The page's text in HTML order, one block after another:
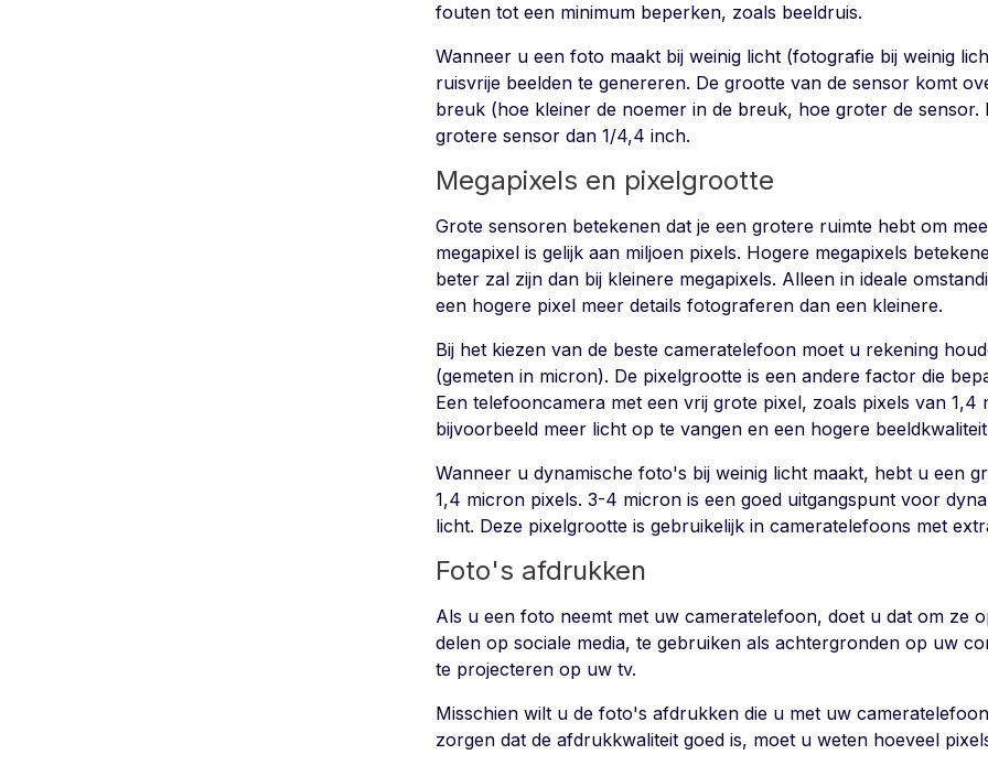
fouten tot een minimum beperken, zoals beeldruis.
Wanneer u een foto maakt bij weinig licht (fotografie bij weinig
ruisvrije beelden te genereren. De grootte van de sensor komt
breuk (hoe kleiner de noemer in de breuk, hoe groter de sensor.
grotere sensor dan 1/4,4 inch.
Megapixels en pixelgrootte
Grote sensoren betekenen dat je een grotere ruimte hebt om
megapixel is gelijk aan miljoen pixels. Hogere megapixels
beter zal zijn dan bij kleinere megapixels. Alleen in ideale
een hogere pixel meer details fotograferen dan een kleinere.
Bij het kiezen van de beste cameratelefoon moet u rekening
(gemeten in micron). De pixelgrootte is een andere factor die
Een telefooncamera met een vrij grote pixel, zoals pixels van 1,4
bijvoorbeeld meer licht op te vangen en een hogere
Wanneer u dynamische foto's bij weinig licht maakt, hebt u een
1,4 micron pixels. 3-4 micron is een goed uitgangspunt voor
licht. Deze pixelgrootte is gebruikelijk in cameratelefoons met
Foto's afdrukken
Als u een foto neemt met uw cameratelefoon, doet u dat om ze
delen op sociale media, te gebruiken als achtergronden op uw
te projecteren op uw tv.
Misschien wilt u de foto's afdrukken die u met uw
zorgen dat de afdrukkwaliteit goed is, moet u weten hoeveel